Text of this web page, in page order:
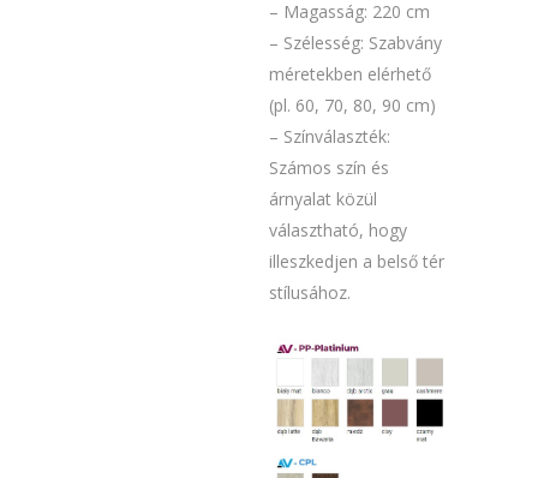
– Magasság: 220 cm
– Szélesség: Szabvány
méretekben elérhető
(pl. 60, 70, 80, 90 cm)
– Színválaszték:
Számos szín és
árnyalat közül
választható, hogy
illeszkedjen a belső tér
stílusához.